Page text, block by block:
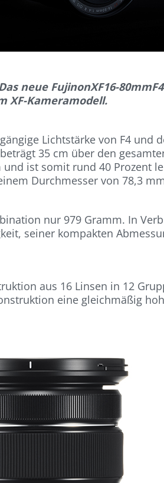
neue FujinonXF16-80mmF4
XF-Kameramodell.
Lichtstärke von F4
35 cm über den
ist somit rund 40 Prozent
Durchmesser von 78,3
nur 979 Gramm. In
seiner kompakten
aus 16 Linsen in 12
eine gleichmäßig